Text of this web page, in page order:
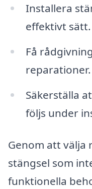
Installera
effektivt sätt.
Få
reparationer.
Säkerställa
följs under
Genom att välja
stängsel som
funktionella